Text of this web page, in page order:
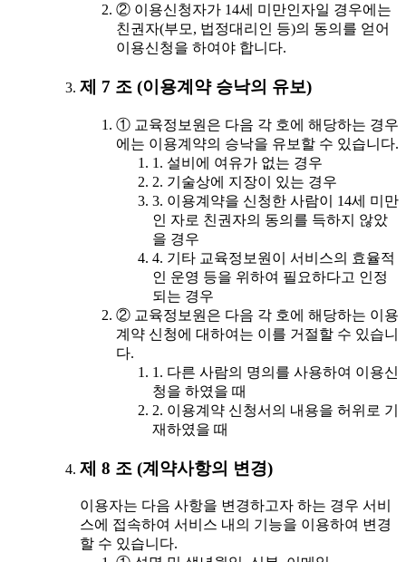
② 이용신청자가 14세 미만인자일 경우에는
친권자(부모, 법정대리인 등)의 동의를 얻어
이용신청을 하여야 합니다.
제 7 조 (이용계약 승낙의 유보)
① 교육정보원은 다음 각 호에 해당하는 경우
에는 이용계약의 승낙을 유보할 수 있습니다.
1. 설비에 여유가 없는 경우
2. 기술상에 지장이 있는 경우
3. 이용계약을 신청한 사람이 14세 미만
인 자로 친권자의 동의를 득하지 않았
을 경우
4. 기타 교육정보원이 서비스의 효율적
인 운영 등을 위하여 필요하다고 인정
되는 경우
② 교육정보원은 다음 각 호에 해당하는 이용
계약 신청에 대하여는 이를 거절할 수 있습니
다.
1. 다른 사람의 명의를 사용하여 이용신
청을 하였을 때
2. 이용계약 신청서의 내용을 허위로 기
재하였을 때
제 8 조 (계약사항의 변경)
이용자는 다음 사항을 변경하고자 하는 경우 서비
스에 접속하여 서비스 내의 기능을 이용하여 변경
할 수 있습니다.